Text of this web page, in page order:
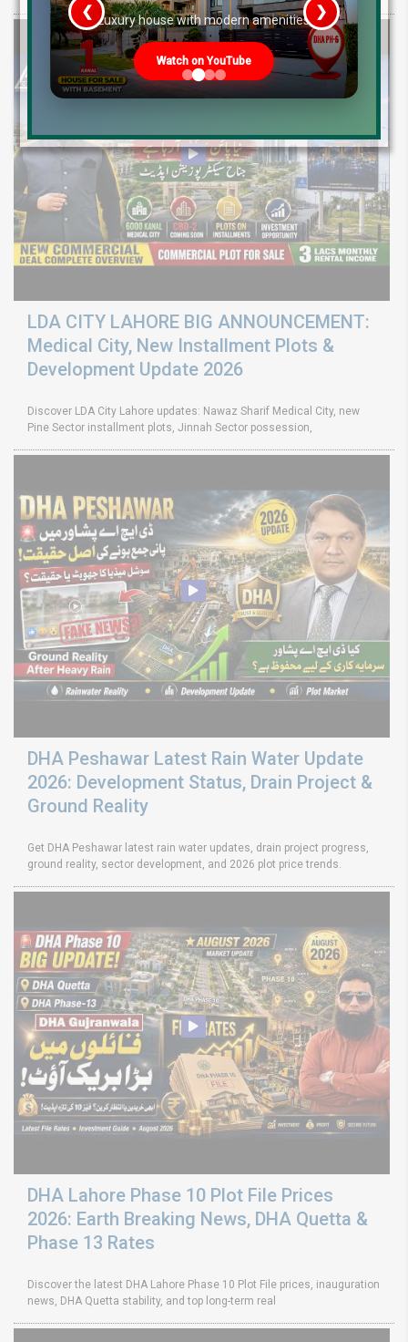
LDA CITY LAHORE BIG ANNOUNCEMENT:
Medical City, New Installment Plots &
Development Update 2026
Discover LDA City Lahore updates: Nawaz Sharif Medical City, new
Pine Sector installment plots, Jinnah Sector possession,
DHA Peshawar Latest Rain Water Update
2026: Development Status, Drain Project &
Ground Reality
Get DHA Peshawar latest rain water updates, drain project progress,
ground reality, sector development, and 2026 plot price trends.
DHA Lahore Phase 10 Plot File Prices
2026: Earth Breaking News, DHA Quetta &
Phase 13 Rates
Discover the latest DHA Lahore Phase 10 Plot File prices, inauguration
news, DHA Quetta stability, and top long-term real
Luxury house with modern amenities
Watch on YouTube
❮ ❯